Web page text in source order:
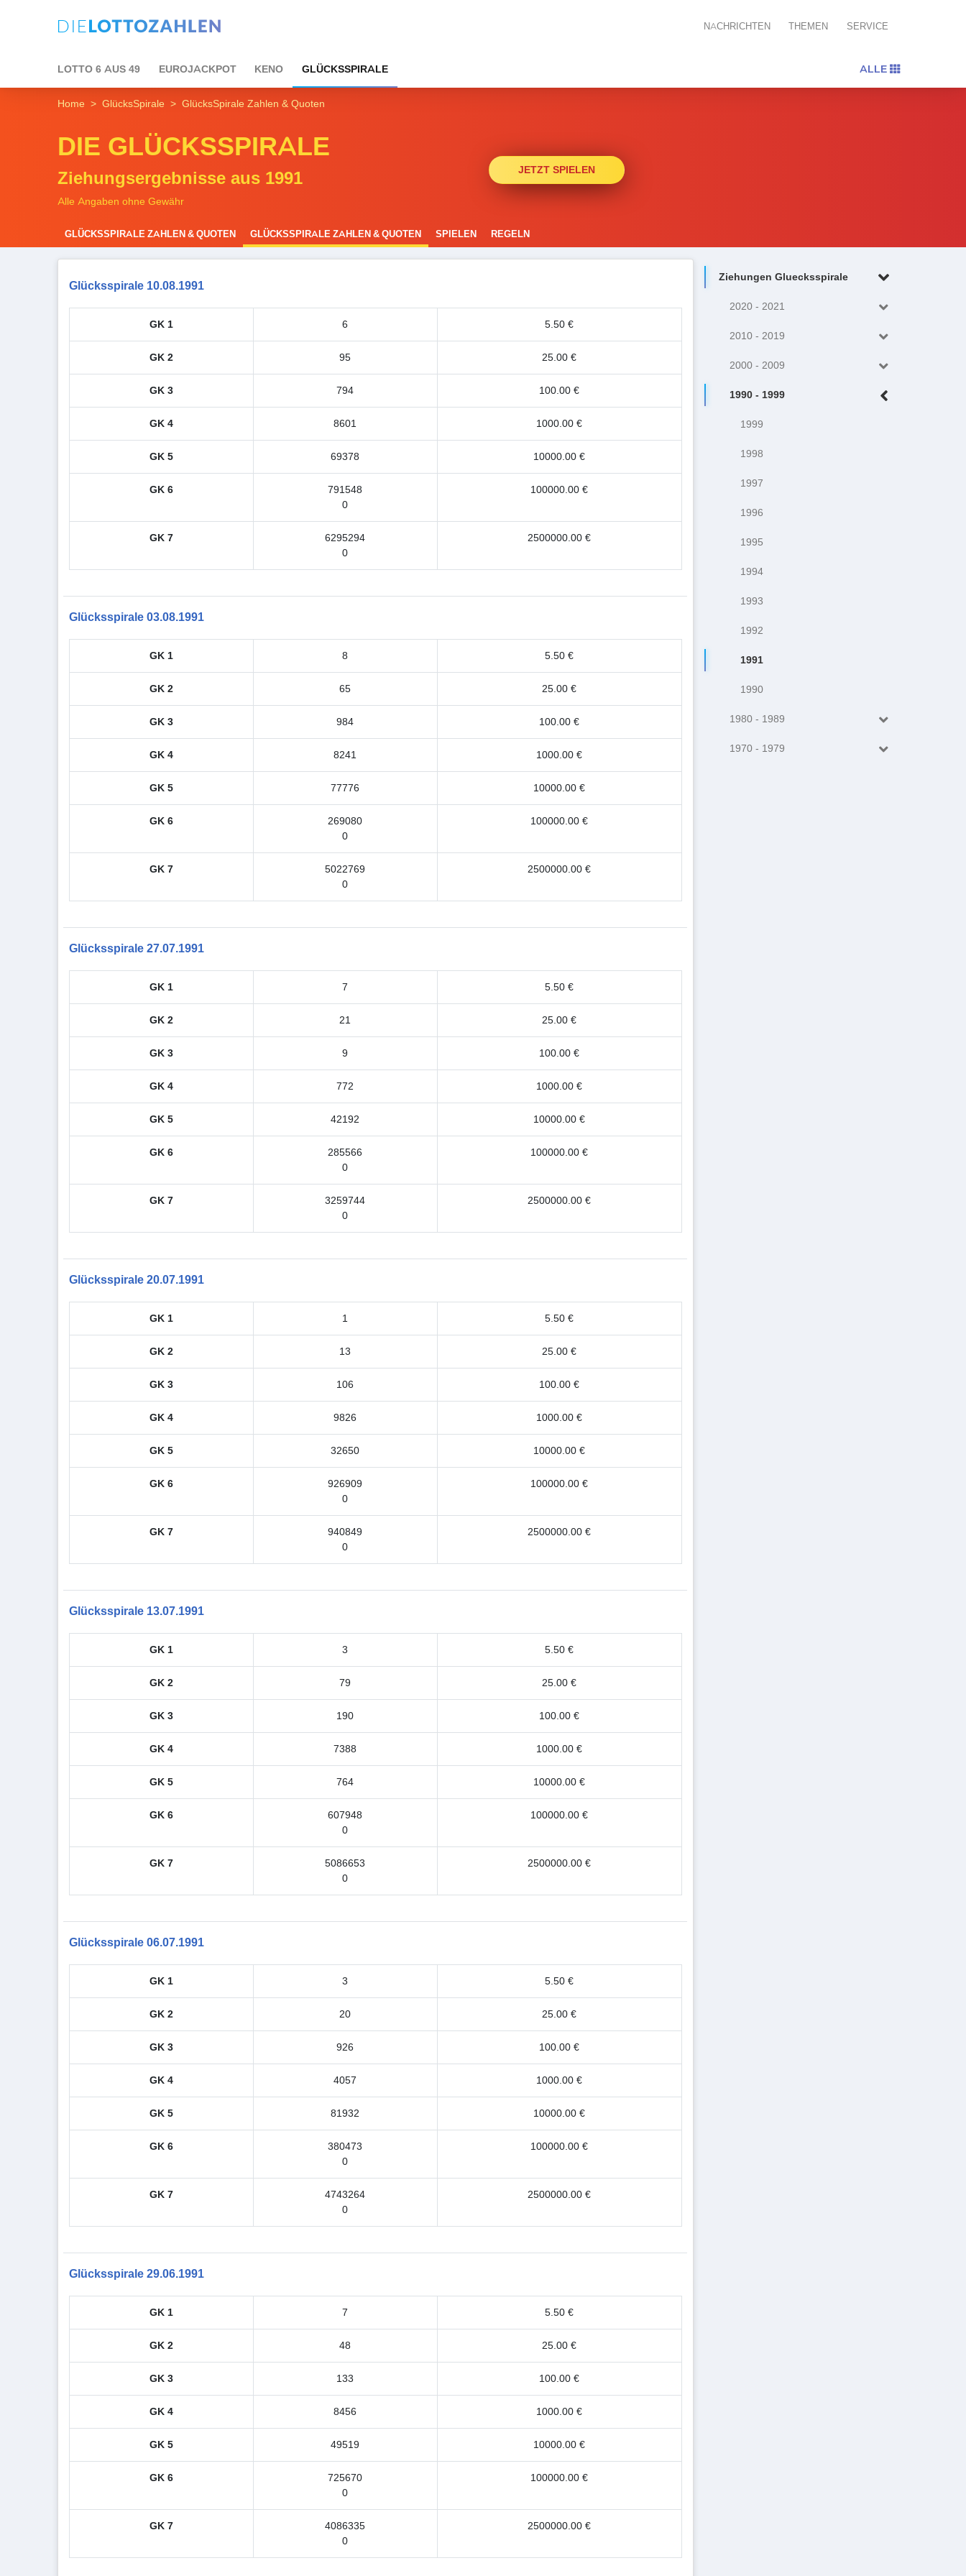
NACHRICHTEN THEMEN SERVICE
LOTTO 6 AUS 49 EUROJACKPOT KENO GLÜCKSSPIRALE ALLE
Home GlücksSpirale GlücksSpirale Zahlen & Quoten
DIE GLÜCKSSPIRALE
Ziehungsergebnisse aus 1991
Alle Angaben ohne Gewähr
JETZT SPIELEN
GLÜCKSSPIRALE ZAHLEN & QUOTEN GLÜCKSSPIRALE ZAHLEN & QUOTEN SPIELEN REGELN
Glücksspirale 10.08.1991
GK 1 6 5.50 €
GK 2 95 25.00 €
GK 3 794 100.00 €
GK 4 8601 1000.00 €
GK 5 69378 10000.00 €
GK 6
791548
0
100000.00 €
GK 7
6295294
0
2500000.00 €
Glücksspirale 03.08.1991
GK 1 8 5.50 €
GK 2 65 25.00 €
GK 3 984 100.00 €
GK 4 8241 1000.00 €
GK 5 77776 10000.00 €
GK 6
269080
0
100000.00 €
GK 7
5022769
0
2500000.00 €
Glücksspirale 27.07.1991
GK 1 7 5.50 €
GK 2 21 25.00 €
GK 3 9 100.00 €
GK 4 772 1000.00 €
GK 5 42192 10000.00 €
GK 6
285566
0
100000.00 €
GK 7
3259744
0
2500000.00 €
Glücksspirale 20.07.1991
GK 1 1 5.50 €
GK 2 13 25.00 €
GK 3 106 100.00 €
GK 4 9826 1000.00 €
GK 5 32650 10000.00 €
GK 6
926909
0
100000.00 €
GK 7
940849
0
2500000.00 €
Glücksspirale 13.07.1991
GK 1 3 5.50 €
GK 2 79 25.00 €
GK 3 190 100.00 €
GK 4 7388 1000.00 €
GK 5 764 10000.00 €
GK 6
607948
0
100000.00 €
GK 7
5086653
0
2500000.00 €
Glücksspirale 06.07.1991
GK 1 3 5.50 €
GK 2 20 25.00 €
GK 3 926 100.00 €
GK 4 4057 1000.00 €
GK 5 81932 10000.00 €
GK 6
380473
0
100000.00 €
GK 7
4743264
0
2500000.00 €
Glücksspirale 29.06.1991
GK 1 7 5.50 €
GK 2 48 25.00 €
GK 3 133 100.00 €
GK 4 8456 1000.00 €
GK 5 49519 10000.00 €
GK 6
725670
0
100000.00 €
GK 7
4086335
0
2500000.00 €
Ziehungen Gluecksspirale
2020 - 2021
2010 - 2019
2000 - 2009
1990 - 1999
1999
1998
1997
1996
1995
1994
1993
1992
1991
1990
1980 - 1989
1970 - 1979